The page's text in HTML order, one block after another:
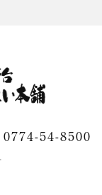
0774-54-8500